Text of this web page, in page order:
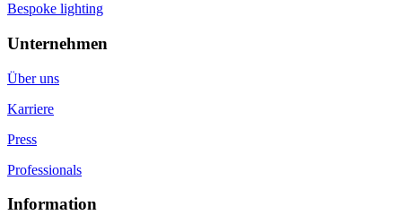
Bespoke lighting
Unternehmen
Über uns
Karriere
Press
Professionals
Information